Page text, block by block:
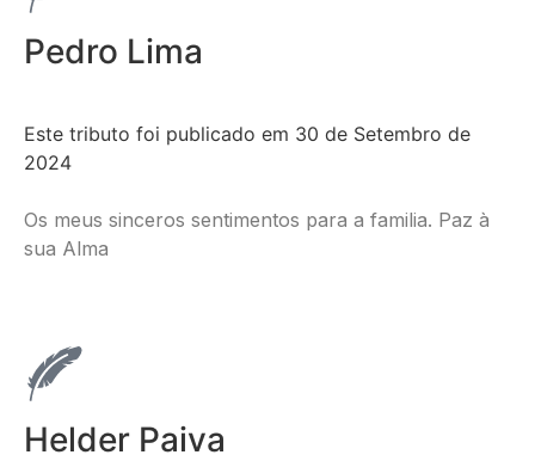
Pedro Lima
Este tributo foi publicado em 30 de Setembro de
2024
Os meus sinceros sentimentos para a familia. Paz à
sua Alma
Helder Paiva